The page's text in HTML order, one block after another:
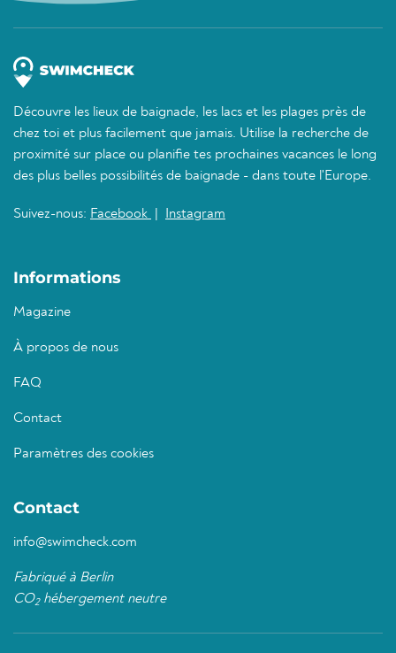
Découvre les lieux de baignade, les lacs et les plages près de
chez toi et plus facilement que jamais. Utilise la recherche de
proximité sur place ou planifie tes prochaines vacances le long
des plus belles possibilités de baignade - dans toute l'Europe.
Suivez-nous: Facebook Instagram
Informations
Magazine
À propos de nous
FAQ
Contact
Paramètres des cookies
Contact
info@swimcheck.com
Fabriqué à Berlin
CO2hébergement neutre